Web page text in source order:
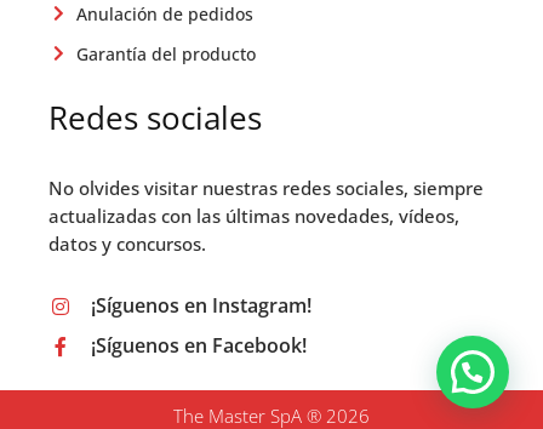
Anulación de pedidos
Garantía del producto
Redes sociales
No olvides visitar nuestras redes sociales, siempre
actualizadas con las últimas novedades, vídeos,
datos y concursos.
¡Síguenos en Instagram!
¡Síguenos en Facebook!
The Master SpA ® 2026